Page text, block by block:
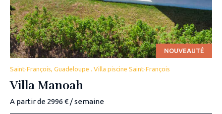
NOUVEAUTÉ
Saint-François, Guadeloupe . Villa piscine Saint-François
Villa Manoah
A partir de 2996 € / semaine